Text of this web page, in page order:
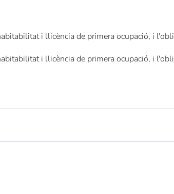
i llicència de primera ocupació, i
i llicència de primera ocupació, i